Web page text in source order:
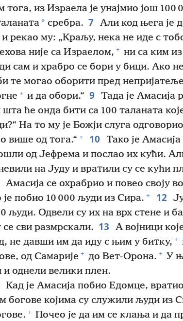
тога, из Израела је унајмио још 100
* сребра. 7 Али код њега је
рекао му: „Краљу, нека не иде с
није са Израелом, + ни са ким
сам и храбро се бори у бици. Ако
те могао оборити пред
+ и да обори.“ 9 Тада је Амасија
ће онда бити са 100 таланата
На то му је Божји слуга
више од тога.“ + 10 Тако је Амасија
од Јефрема и послао их кући.
на Јуду и вратили су се кући
Амасија се охрабрио и повео своју
побио 10 000 људи из Сира. + 12
људи. Одвели су их на врх стене и
се сви размрскали. 13
А војници
не давши им да иду с њим у битку, +
од Самарије + до Вет-Орона. + У
и однели велики плен.
Кад је Амасија побио Едомце,
богове којима су служили људи из
+ Почео је да им се клања и да